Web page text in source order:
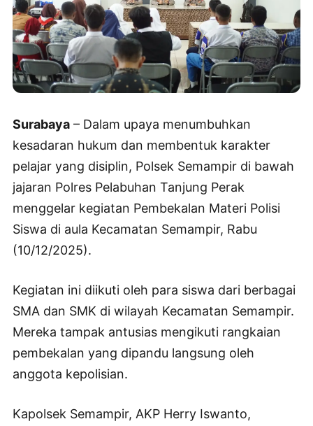
Surabaya – Dalam upaya menumbuhkan
kesadaran hukum dan membentuk karakter
pelajar yang disiplin, Polsek Semampir di bawah
jajaran Polres Pelabuhan Tanjung Perak
menggelar kegiatan Pembekalan Materi Polisi
Siswa di aula Kecamatan Semampir, Rabu
(10/12/2025).
Kegiatan ini diikuti oleh para siswa dari berbagai
SMA dan SMK di wilayah Kecamatan Semampir.
Mereka tampak antusias mengikuti rangkaian
pembekalan yang dipandu langsung oleh
anggota kepolisian.
Kapolsek Semampir, AKP Herry Iswanto,